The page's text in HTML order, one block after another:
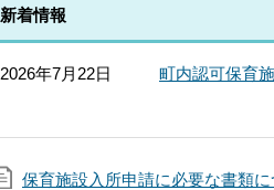
新着情報
2026年7月22日 町内認可保育
保育施設入所申請に必要な書類に